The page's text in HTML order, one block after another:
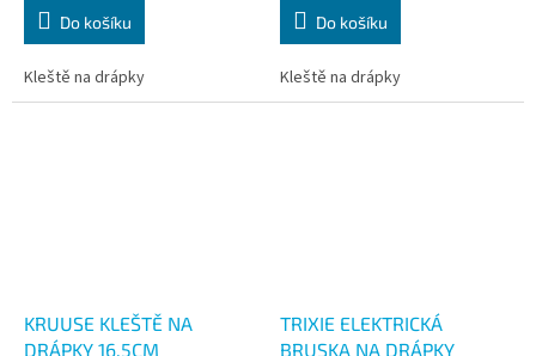
Do košíku
Kleště na drápky
Do košíku
Kleště na drápky
KRUUSE KLEŠTĚ NA
DRÁPKY 16.5CM
TRIXIE ELEKTRICKÁ
BRUSKA NA DRÁPKY